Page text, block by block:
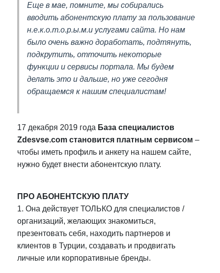
Еще в мае, помните, мы собирались
вводить абонентскую плату за пользование
н.е.к.о.т.о.р.ы.м.и услугами сайта. Но нам
было очень важно доработать, подтянуть,
подкрутить, отточить некоторые
функции и сервисы портала. Мы будем
делать это и дальше, но уже сегодня
обращаемся к нашим специалистам!
17 декабря 2019 года База специалистов
Zdesvse.com становится платным сервисом –
чтобы иметь профиль и анкету на нашем сайте,
нужно будет внести абонентскую плату.
ПРО АБОНЕНТСКУЮ ПЛАТУ
1. Она действует ТОЛЬКО для специалистов /
организаций, желающих знакомиться,
презентовать себя, находить партнеров и
клиентов в Турции, создавать и продвигать
личные или корпоративные бренды.